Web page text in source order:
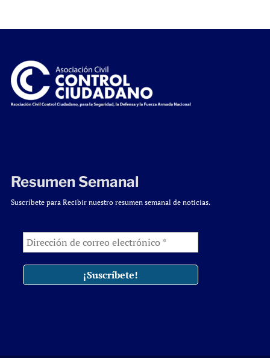
Resumen Semanal
Suscríbete para Recibir nuestro resumen semanal de noticias.